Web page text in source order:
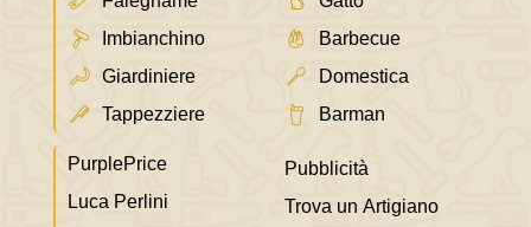
Imbianchino
Giardiniere
Tappezziere
Barbecue
Domestica
Barman
PurplePrice
Luca Perlini
Pubblicità
Trova un Artigiano